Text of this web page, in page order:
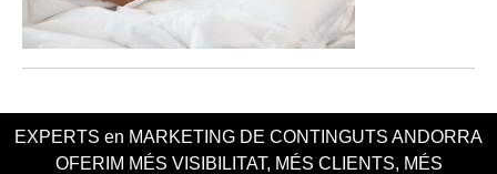
EXPERTS en MARKETING DE CONTINGUTS ANDORRA
OFERIM MÉS VISIBILITAT, MÉS CLIENTS, MÉS